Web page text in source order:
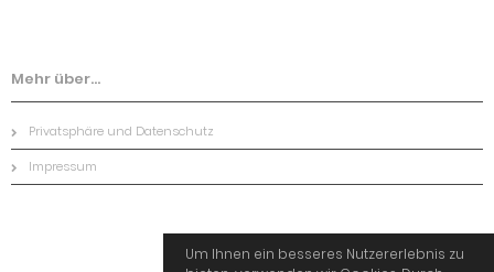
Mehr über...
Privatsphäre und Datenschutz
Impressum
Um Ihnen ein besseres Nutzererlebnis zu